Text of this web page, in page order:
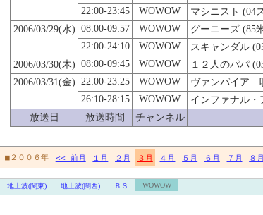
放送日 放送時間 チャンネル
22:00-23:45
WOWOW マシニスト (04
2006/03/29(水) 08:00-09:57 WOWOW グーニーズ (85
22:00-24:10
WOWOW スキャンダル
2006/03/30(木) 08:00-09:45 WOWOW １２人のパパ
2006/03/31(金)
22:00-23:25 WOWOW ヴァンパイア
26:10-28:15
WOWOW インファナル
■２００６年
<< 前月 １月 ２月 ３月 ４月 ５月 ６月 ７月 ８月
地上波(関東) 地上波(関西) ＢＳ WOWOW